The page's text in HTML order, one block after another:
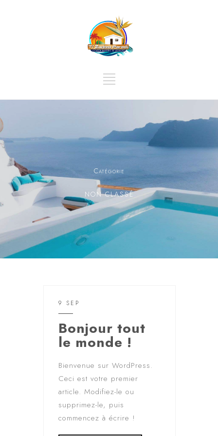
Catégorie
NON CLASSÉ
9 SEP
Bonjour tout
le monde !
Bienvenue sur WordPress.
Ceci est votre premier
article. Modifiez-le ou
supprimez-le, puis
commencez à écrire !